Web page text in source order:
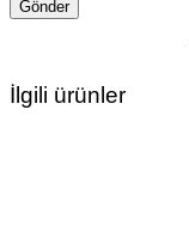
İlgili ürünler